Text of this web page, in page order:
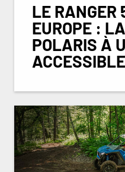
LE RANGER
EUROPE :
POLARIS À
ACCESSIBLE